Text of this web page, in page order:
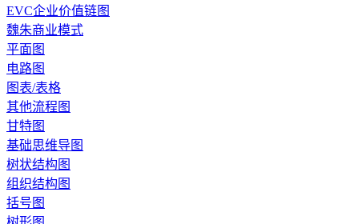
EVC企业价值链图
魏朱商业模式
平面图
电路图
图表/表格
其他流程图
甘特图
基础思维导图
树状结构图
组织结构图
括号图